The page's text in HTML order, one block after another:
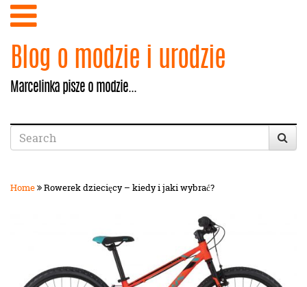
Blog o modzie i urodzie
Marcelinka pisze o modzie...
Home Rowerek dziecięcy – kiedy i jaki wybrać?